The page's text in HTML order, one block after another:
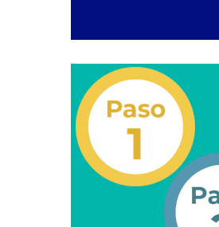
Servicios Conexos – Revisión
Automotriz
Autorización de Perito
Servicios Conexos al
Inspección Técnica
Otorgamiento de Licencia de